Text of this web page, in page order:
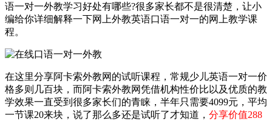
语一对一外教学习好处有哪些?很多家长都不是很清楚，让小
编给你详细解释一下网上外教英语口语一对一的网上教学课
程。
在这里分享阿卡索外教网的试听课程，常规少儿英语一对一价
格多则几百块，而阿卡索外教网凭借机构性价比以及优质的教
学效果一直受到很多家长们的青睐，半年只需要4099元，平均
一节课20来块，说了那么多还是试听了才知道， 分享价值288